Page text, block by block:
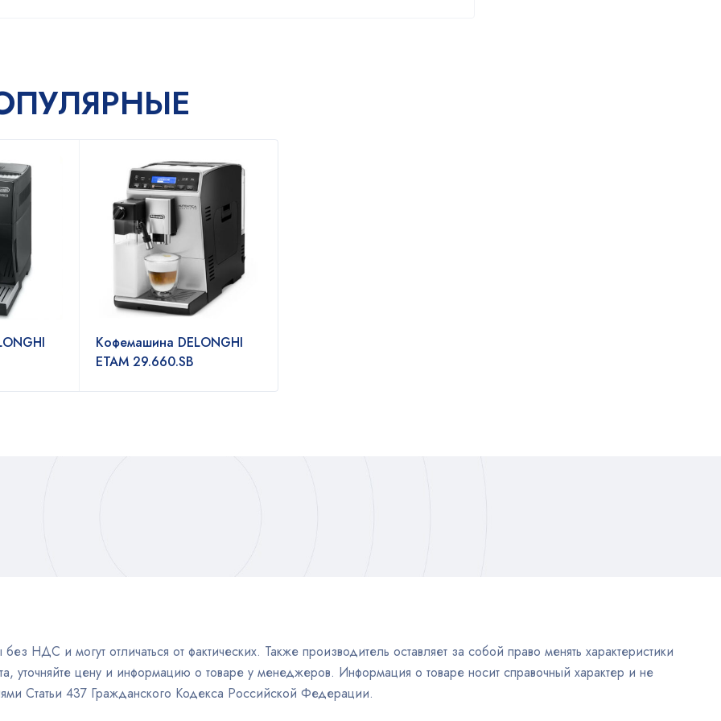
Кофемашина DELONGHI
ETAM 29.660.SB
НДС и могут отличаться от фактических. Также производитель оставляет за собой право менять характеристики
уточняйте цену и информацию о товаре у менеджеров. Информация о товаре носит справочный характер и не
Статьи 437 Гражданского Кодекса Российской Федерации.